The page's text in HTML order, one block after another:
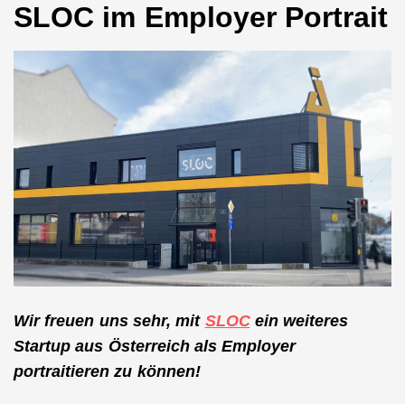
SLOC im Employer Portrait
Wir freuen uns sehr, mit SLOCein weiteres
Startup aus Österreich als Employer
portraitieren zu können!